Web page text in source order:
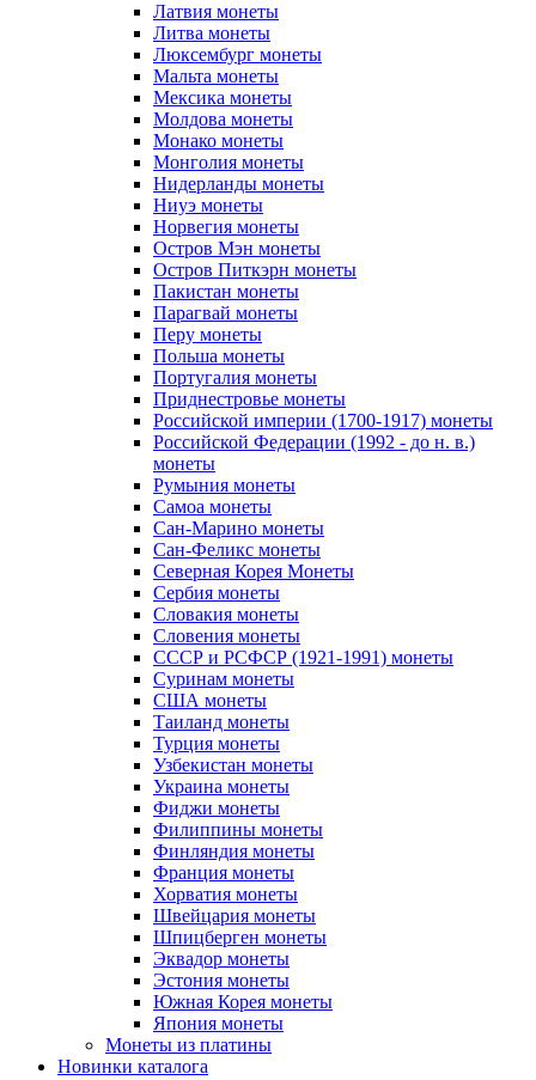
Латвия монеты
Литва монеты
Люксембург монеты
Мальта монеты
Мексика монеты
Молдова монеты
Монако монеты
Монголия монеты
Нидерланды монеты
Ниуэ монеты
Норвегия монеты
Остров Мэн монеты
Остров Питкэрн монеты
Пакистан монеты
Парагвай монеты
Перу монеты
Польша монеты
Португалия монеты
Приднестровье монеты
Российской империи (1700-1917) монеты
Российской Федерации (1992 - до н. в.)
монеты
Румыния монеты
Самоа монеты
Сан-Марино монеты
Сан-Феликс монеты
Северная Корея Монеты
Сербия монеты
Словакия монеты
Словения монеты
СССР и РСФСР (1921-1991) монеты
Суринам монеты
США монеты
Таиланд монеты
Турция монеты
Узбекистан монеты
Украина монеты
Фиджи монеты
Филиппины монеты
Финляндия монеты
Франция монеты
Хорватия монеты
Швейцария монеты
Шпицберген монеты
Эквадор монеты
Эстония монеты
Южная Корея монеты
Япония монеты
Монеты из платины
Новинки каталога